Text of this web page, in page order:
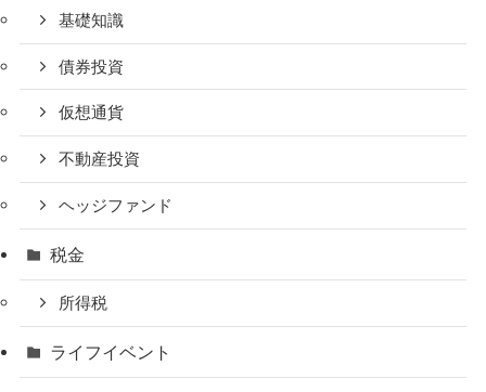
基礎知識
債券投資
仮想通貨
不動産投資
ヘッジファンド
税金
所得税
ライフイベント